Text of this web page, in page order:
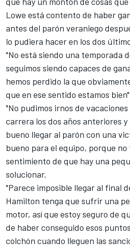
Lowe está contento de haber
antes del parón veraniego
lo pudiera hacer en los dos
"No está siendo una temporada
seguimos siendo capaces de
hemos perdido la que
que en ese sentido estamos
"No pudimos irnos de
carrera los dos años anteriores
bueno llegar al parón con una
bueno para el equipo, porque no
sentimiento de que hay una
solucionar.
"Parece imposible llegar al final
Hamilton tenga que sufrir una
motor, así que estoy seguro de
de haber conseguido esos
colchón cuando lleguen las